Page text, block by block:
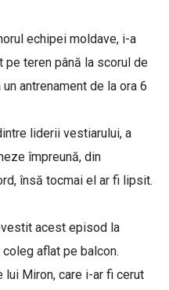
echipei moldave, i-a
teren până la scorul de
antrenament de la ora 6
liderii vestiarului, a
împreună, din
însă tocmai el ar fi lipsit.
acest episod la
aflat pe balcon.
lui Miron, care i-ar fi cerut